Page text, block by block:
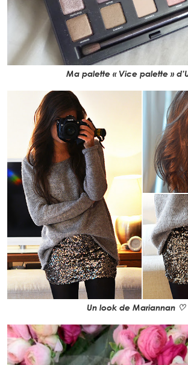
Ma palette « Vice palette »
Un look de Mariannan ♡